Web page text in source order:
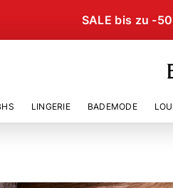
SALE bis zu -
LINGERIE BADEMODE